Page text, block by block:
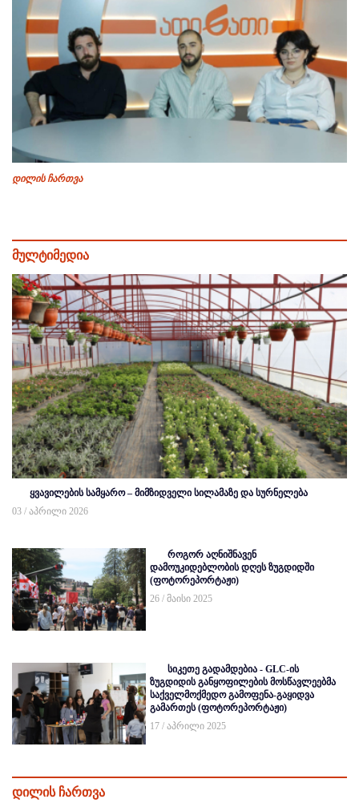
დილის ჩართვა
მულტიმედია
ყვავილების სამყარო – მიმზიდველი სილამაზე და სურნელება
03 / აპრილი 2026
როგორ აღნიშნავენ
დამოუკიდებლობის დღეს ზუგდიდში
(ფოტორეპორტაჟი)
26 / მაისი 2025
სიკეთე გადამდებია - GLC-ის
ზუგდიდის განყოფილების მოსწავლეებმა
საქველმოქმედო გამოფენა-გაყიდვა
გამართეს (ფოტორეპორტაჟი)
17 / აპრილი 2025
დილის ჩართვა